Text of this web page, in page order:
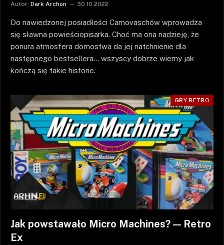
Autor: Dark Archon 30.10.2022
Do nawiedzonej posiadłości Carnovaschów wprowadza
się sławna powieściopisarka. Choć ma ona nadzieję, że
ponura atmosfera domostwa da jej natchnienie dla
następnego bestsellera… wszyscy dobrze wiemy jak
kończą się takie historie.
GRY RETRO
Jak powstawało Micro Machines? — Retro
Ex